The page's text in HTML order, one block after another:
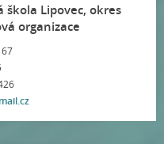
Lipovec, okres
organizace